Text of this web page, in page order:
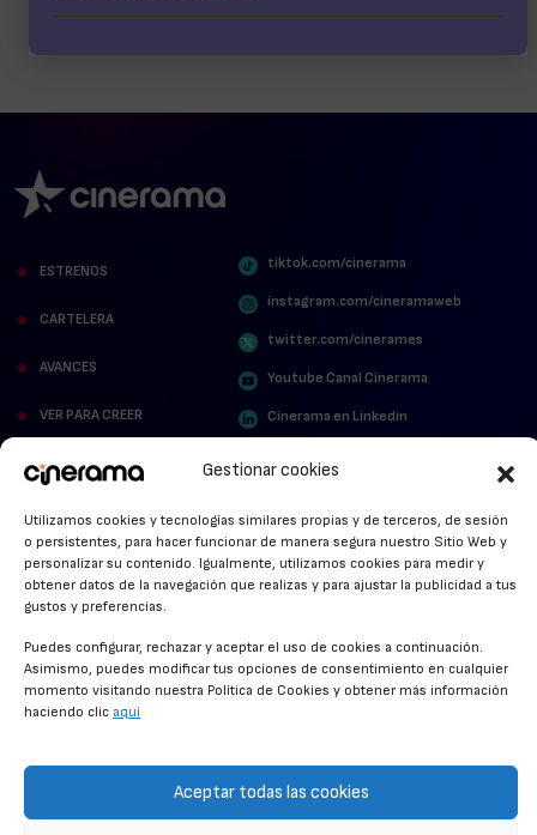
Gestionar cookies
Utilizamos cookies y tecnologías similares propias y de terceros, de sesión
o persistentes, para hacer funcionar de manera segura nuestro Sitio Web y
personalizar su contenido. Igualmente, utilizamos cookies para medir y
obtener datos de la navegación que realizas y para ajustar la publicidad a tus
gustos y preferencias.
Puedes configurar, rechazar y aceptar el uso de cookies a continuación.
Asimismo, puedes modificar tus opciones de consentimiento en cualquier
momento visitando nuestra Política de Cookies y obtener más información
haciendo clic aquí
Aceptar todas las cookies
ESTRENOS
CARTELERA
AVANCES
VER PARA CREER
MIRA QUIÉN HABLA
ALFOMBRA ROJA
ANUNCIOS DE CINE
tiktok.com/cinerama
instagram.com/cineramaweb
twitter.com/cinerames
Youtube Canal Cinerama
Cinerama en Linkedin
POLÍTICA DE PRIVACIDAD